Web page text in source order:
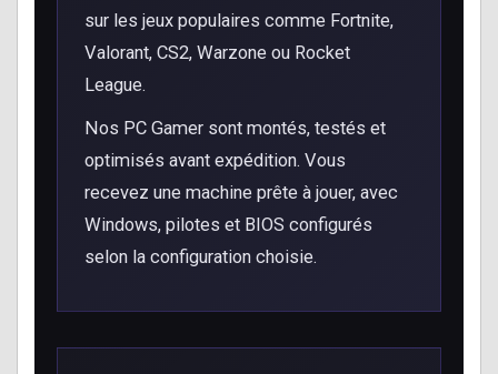
sur les jeux populaires comme Fortnite,
Valorant, CS2, Warzone ou Rocket
League.
Nos PC Gamer sont montés, testés et
optimisés avant expédition. Vous
recevez une machine prête à jouer, avec
Windows, pilotes et BIOS configurés
selon la configuration choisie.